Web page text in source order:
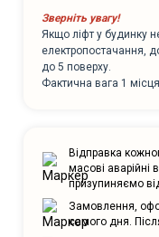
Зверніть увагу!
Якщо ліфт у будинку
електропостачання,
до 5 поверху.
Фактична вага 1
Відправка
масові аварійні
призупиняємо
Замовлення,
самого дня.